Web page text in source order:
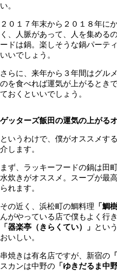
い。
２０１７年末から２０１８年に
く、人脈があって、人を集める
ードは鍋。楽しそうな鍋パーテ
いいでしょう。
さらに、来年から３年間はグル
のを食べれば運気が上がるとき
ておくといいでしょう。
ゲッターズ飯田の運気の上がる
というわけで、僕がオススメす
介します。
まず、ラッキーフードの鍋は田
水炊きがオススメ。スープが最
られます。
その近く、浜松町の鯛料理 「鯛
んがやっている店で僕もよく行
「器楽亭（きらくてい）」 とい
おいしい。
串焼きは有名店ですが、新宿の
スカンは中野の 「ゆきだるま中